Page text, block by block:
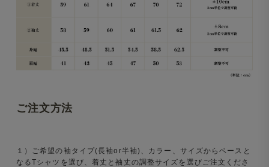
ご注文方法
１）ご希望の袖タイプ(長袖or半袖)、カラー、サイズからベースと
なるTシャツを選び、着丈と袖丈の調整サイズを選びご注文くださ